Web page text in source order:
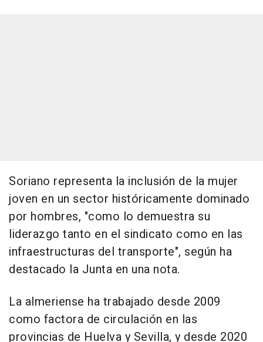
Soriano representa la inclusión de la mujer
joven en un sector históricamente dominado
por hombres, "como lo demuestra su
liderazgo tanto en el sindicato como en las
infraestructuras del transporte", según ha
destacado la Junta en una nota.
La almeriense ha trabajado desde 2009
como factora de circulación en las
provincias de Huelva y Sevilla, y desde 2020